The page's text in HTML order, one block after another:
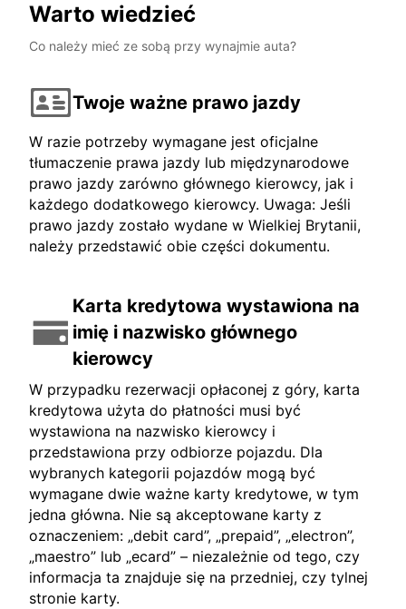
Warto wiedzieć
Co należy mieć ze sobą przy wynajmie auta?
Twoje ważne prawo jazdy
W razie potrzeby wymagane jest oficjalne
tłumaczenie prawa jazdy lub międzynarodowe
prawo jazdy zarówno głównego kierowcy, jak i
każdego dodatkowego kierowcy. Uwaga: Jeśli
prawo jazdy zostało wydane w Wielkiej Brytanii,
należy przedstawić obie części dokumentu.
Karta kredytowa wystawiona na
imię i nazwisko głównego
kierowcy
W przypadku rezerwacji opłaconej z góry, karta
kredytowa użyta do płatności musi być
wystawiona na nazwisko kierowcy i
przedstawiona przy odbiorze pojazdu. Dla
wybranych kategorii pojazdów mogą być
wymagane dwie ważne karty kredytowe, w tym
jedna główna. Nie są akceptowane karty z
oznaczeniem: „debit card”, „prepaid”, „electron”,
„maestro” lub „ecard” – niezależnie od tego, czy
informacja ta znajduje się na przedniej, czy tylnej
stronie karty.